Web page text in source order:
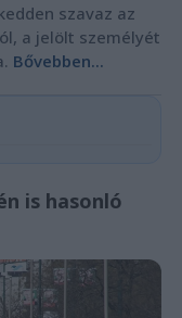
szavaz az
a jelölt személyét
Bővebben...
is hasonló